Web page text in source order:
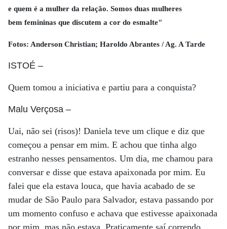
e quem é a mulher da relação. Somos duas mulheres
bem femininas que discutem a cor do esmalte"
Fotos: Anderson Christian; Haroldo Abrantes / Ag. A Tarde
ISTOÉ –
Quem tomou a iniciativa e partiu para a conquista?
Malu Verçosa –
Uai, não sei (risos)! Daniela teve um clique e diz que
começou a pensar em mim. E achou que tinha algo
estranho nesses pensamentos. Um dia, me chamou para
conversar e disse que estava apaixonada por mim. Eu
falei que ela estava louca, que havia acabado de se
mudar de São Paulo para Salvador, estava passando por
um momento confuso e achava que estivesse apaixonada